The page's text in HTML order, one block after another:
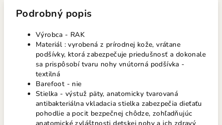
Podrobný popis
Výrobca - RAK
Materiál : vyrobená z prírodnej kože, vrátane
podšívky, ktorá zabezpečuje priedušnosť a dokonale
sa prispôsobí tvaru nohy vnútorná podšívka -
textilná
Barefoot - nie
Stielka - výstuž päty, anatomicky tvarovaná
antibakteriálna vkladacia stielka zabezpečia dieťaťu
pohodlie a pocit bezpečnej chôdze, zohľadňujúc